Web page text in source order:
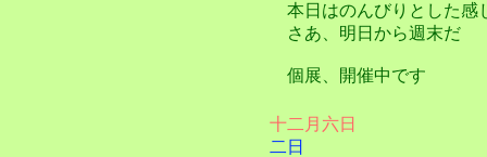
本日はのんびりとした感
さあ、明日から週末だ
個展、開催中です
十二月六日
二日